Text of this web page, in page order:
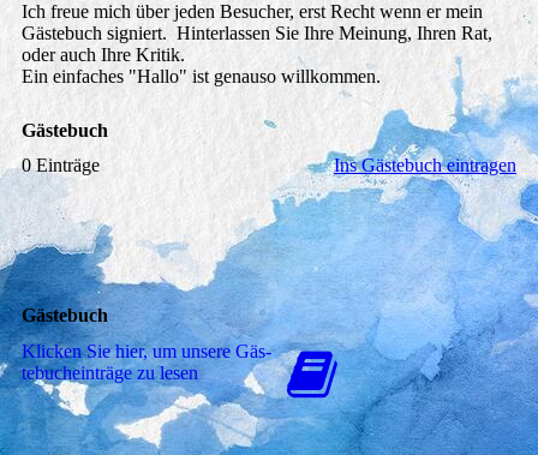
Ich freue mich über jeden Besucher, erst Recht wenn er mein
Gästebuch signiert. Hinterlassen Sie Ihre Meinung, Ihren Rat,
oder auch Ihre Kritik.
Ein einfaches "Hallo" ist genauso willkommen.
Gästebuch
0 Einträge
Ins Gästebuch eintragen
Gästebuch
Klicken Sie hier, um unsere Gäs­
te­buch­ein­trä­ge zu lesen